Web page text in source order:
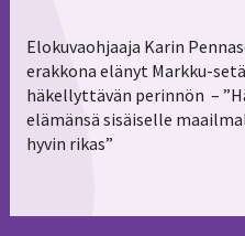
Elokuvaohjaaja Karin
erakkona elänyt Markku-
häkellyttävän perinnön –
elämänsä sisäiselle
hyvin rikas”